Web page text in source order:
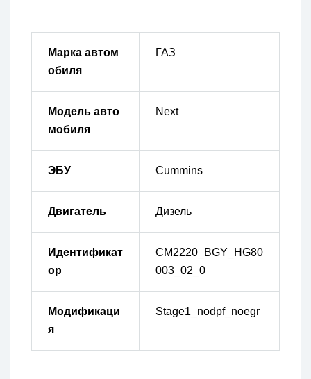
Марка автом
обиля
ГАЗ
Модель авто
мобиля
Next
ЭБУ Cummins
Двигатель Дизель
Идентификат
ор
CM2220_BGY_HG80
003_02_0
Модификаци
я
Stage1_nodpf_noegr